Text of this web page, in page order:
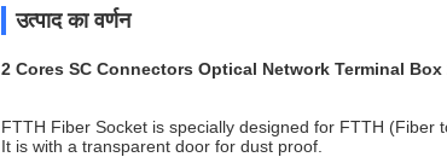
उत्पाद का वर्णन
2 Cores SC Connectors Optical Network Terminal
FTTH Fiber Socket is specially designed for FTTH (Fiber
It is with a transparent door for dust proof.